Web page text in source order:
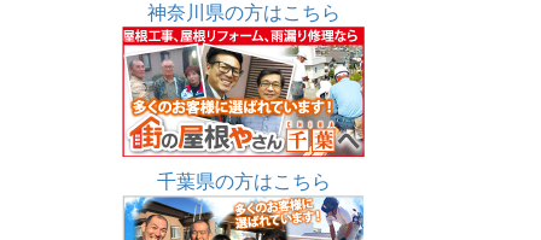
神奈川県の方はこちら
千葉県の方はこちら